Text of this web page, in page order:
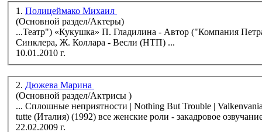
1. Полицеймако Михаил
(Основной раздел/Актеры)
...Театр") «Кукушка» П. Гладилина - Автор ("Компания Петра Гладилина") «Ladies Night. Только для женщин» Э. МакКартена, С.
Синклера, Ж. Коллара - Весли (НТП) ...
10.01.2010 г.
2. Дюжева Марина
(Основной раздел/Актрисы )
... Сплошные неприятности | Nothing But Trouble | Valkenvania (США) (1991) Так поступают все
22.02.2009 г.